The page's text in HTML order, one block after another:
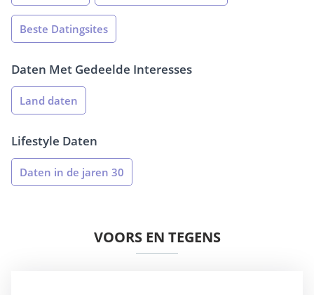
Beste Datingsites
Daten Met Gedeelde Interesses
Land daten
Lifestyle Daten
Daten in de jaren 30
VOORS EN TEGENS